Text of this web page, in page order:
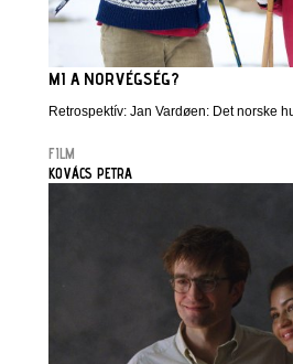
MI A NORVÉGSÉG?
Retrospektív: Jan Vardøen: Det norske
FILM
KOVÁCS PETRA